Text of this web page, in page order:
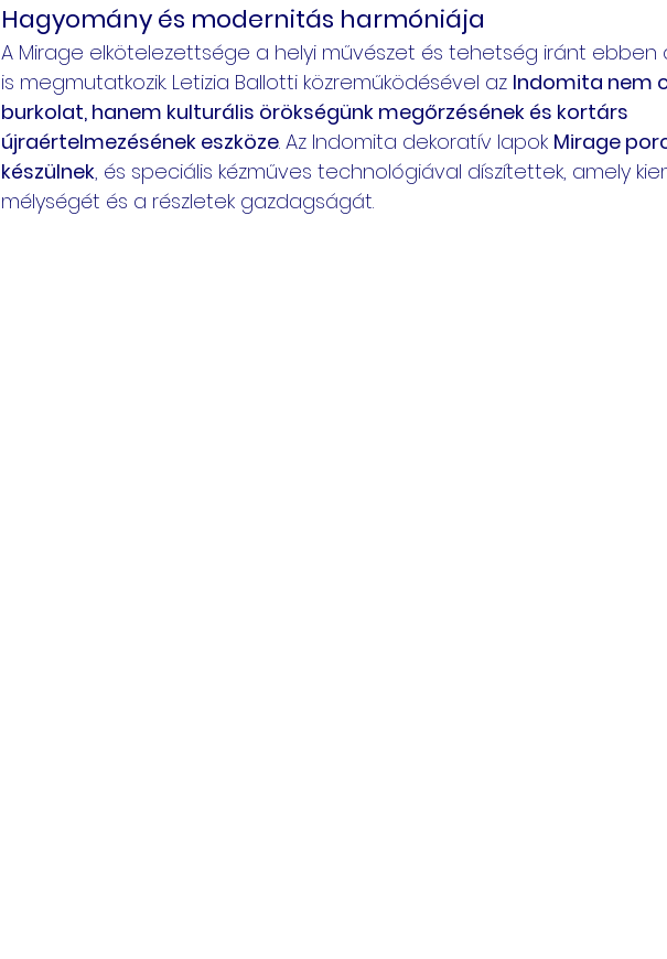
Hagyomány és modernitás harmóniája
A Mirage elkötelezettsége a helyi művészet és tehetség iránt ebben
is megmutatkozik. Letizia Ballotti közreműködésével az Indomita nem
burkolat, hanem kulturális örökségünk megőrzésének és kortárs
újraértelmezésének eszköze. Az Indomita dekoratív lapok Mirage
készülnek, és speciális kézműves technológiával díszítettek, amely
mélységét és a részletek gazdagságát.